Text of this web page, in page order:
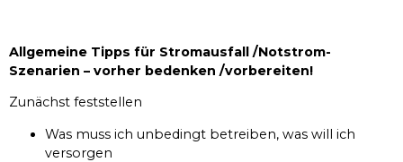
Allgemeine Tipps für Stromausfall /Notstrom-
Szenarien – vorher bedenken /vorbereiten!
Zunächst feststellen
Was muss ich unbedingt betreiben, was will ich
versorgen